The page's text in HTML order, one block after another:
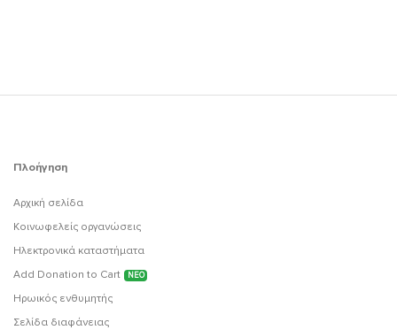
Πλοήγηση
Αρχική σελίδα
Κοινωφελείς οργανώσεις
Ηλεκτρονικά καταστήματα
Add Donation to Cart
ΝΕΟ
Ηρωικός ενθυμητής
Σελίδα διαφάνειας